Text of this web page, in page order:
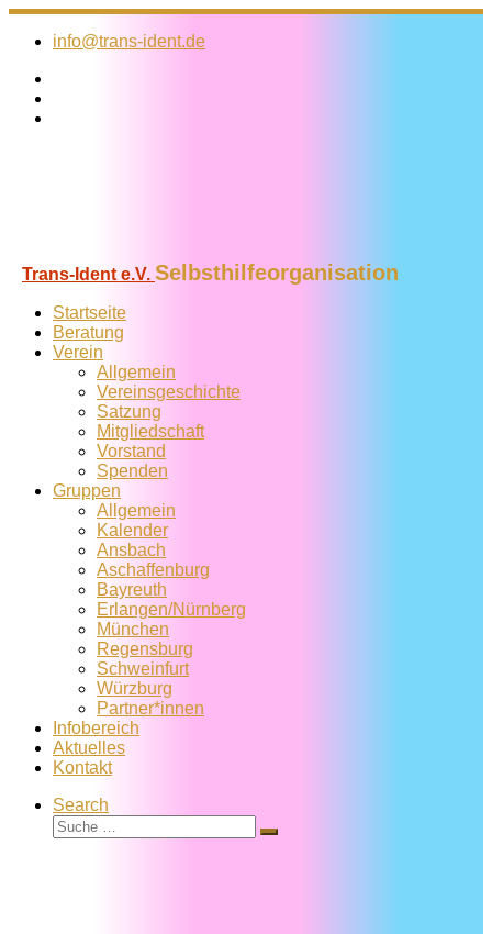
Zum
Inhalt
info@trans-ident.de
Trans-Ident e.V. Selbsthilfeorganisation
Startseite
Beratung
Verein
Allgemein
Vereins­geschichte
Satzung
Mitglied­schaft
Vorstand
Spenden
Gruppen
Allgemein
Kalender
Ansbach
Aschaffenburg
Bayreuth
Erlangen/Nürnberg
München
Regensburg
Schweinfurt
Würzburg
Partner*innen
Infobereich
Aktuelles
Kontakt
Search
Suche
Suche